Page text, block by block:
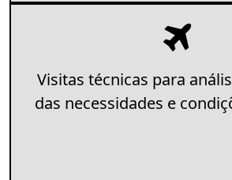
Visitas técnicas para
das necessidades e